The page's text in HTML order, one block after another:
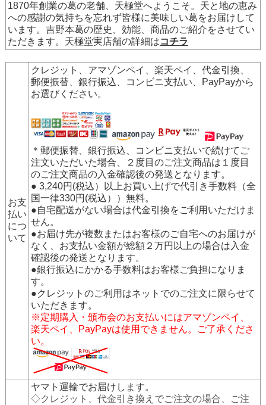
1870年創業の葛の老舗、天極堂へようこそ。天と地の恵み
への感謝の気持ちを忘れず皆様に美味しい葛をお届けして
います。吉野本葛の歴史、効能、商品のご紹介をさせてい
ただきます。天極堂実店舗の詳細はコチラ
お支
払い
につ
いて
クレジット、アマゾンペイ、楽天ペイ、代金引換、
郵便振替、銀行振込、コンビニ支払い、PayPayから
お選びください。
＊郵便振替、銀行振込、コンビニ支払いで続けてご
注文いただいた場合、２度目のご注文商品は１度目
のご注文商品の入金確認後の発送となります。
● 3,240円(税込）以上お買い上げで代引き手数料（全
国一律330円(税込））無料。
●自宅配送がない場合は代金引換をご利用いただけま
せん。
●お届け先が複数またはお客様のご自宅へのお届けが
なく、お支払い金額が総額２万円以上の場合は入金
確認後の発送となります。
●銀行振込にかかる手数料はお客様ご負担になりま
す。
●クレジットのご利用はネットでのご注文に限らせて
いただきます。
※定期購入・頒布会のお支払いにはアマゾンペイ、
楽天ペイ、PayPayは使用できません。ご了承くださ
い。
ヤマト運輸でお届けします。
◇クレジット、代金引き換えでご注文の場合、ご注